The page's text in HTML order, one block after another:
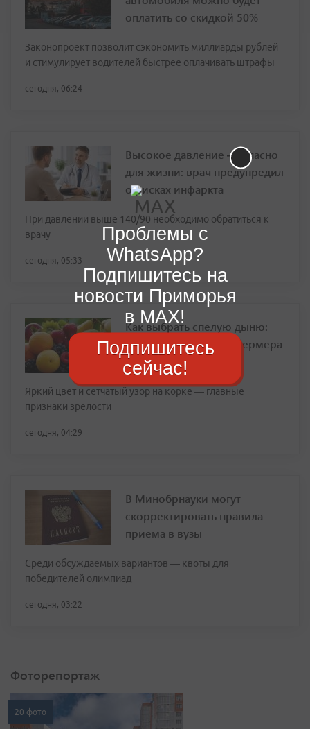
оплатить со скидкой 50%
Законопроект позволит сэкономить миллиарды рублей
и стимулирует водителей быстрее оплачивать штрафы
сегодня, 06:24
Высокое давление — опасно
для жизни: врач предупредил
о рисках инфаркта
При давлении выше 140/90 необходимо обратиться к
врачу
сегодня, 05:33
Как выбрать спелую дыню:
простые правила от фермера
Яркий цвет и сетчатый узор на корке — главные
признаки зрелости
сегодня, 04:29
В Минобрнауки могут
скорректировать правила
приема в вузы
Среди обсуждаемых вариантов — квоты для
победителей олимпиад
сегодня, 03:22
Фоторепортаж
20 фото
Проблемы с
WhatsApp?
Подпишитесь на
новости Приморья
в MAX!
Подпишитесь
сейчас!